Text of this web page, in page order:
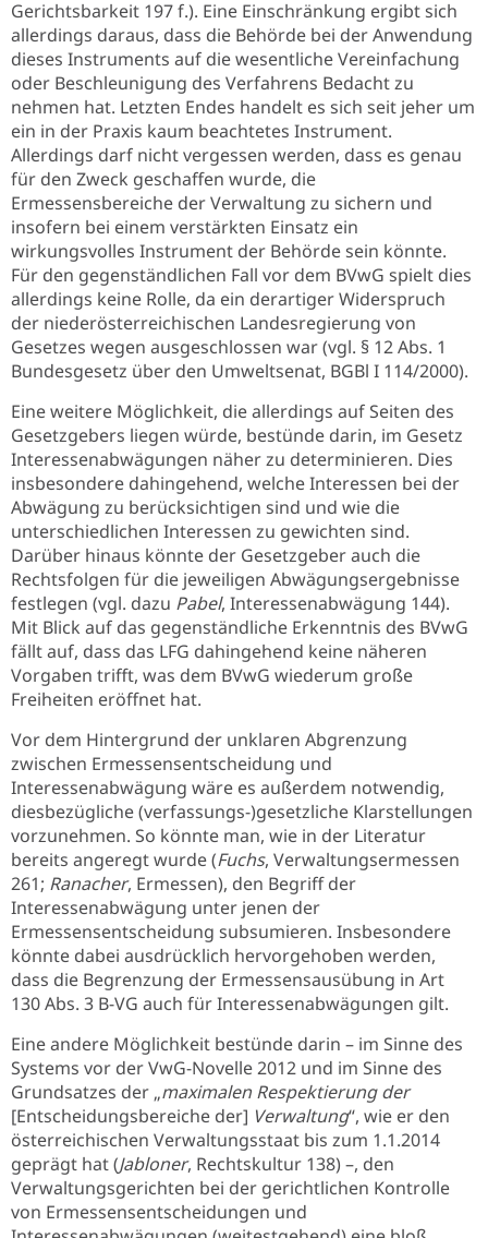
Gerichtsbarkeit 197 f.). Eine Einschränkung ergibt sich
allerdings daraus, dass die Behörde bei der Anwendung
dieses Instruments auf die wesentliche Vereinfachung
oder Beschleunigung des Verfahrens Bedacht zu
nehmen hat. Letzten Endes handelt es sich seit jeher um
ein in der Praxis kaum beachtetes Instrument.
Allerdings darf nicht vergessen werden, dass es genau
für den Zweck geschaffen wurde, die
Ermessensbereiche der Verwaltung zu sichern und
insofern bei einem verstärkten Einsatz ein
wirkungsvolles Instrument der Behörde sein könnte.
Für den gegenständlichen Fall vor dem BVwG spielt dies
allerdings keine Rolle, da ein derartiger Widerspruch
der niederösterreichischen Landesregierung von
Gesetzes wegen ausgeschlossen war (vgl. § 12 Abs. 1
Bundesgesetz über den Umweltsenat, BGBl I 114/2000).
Eine weitere Möglichkeit, die allerdings auf Seiten des
Gesetzgebers liegen würde, bestünde darin, im Gesetz
Interessenabwägungen näher zu determinieren. Dies
insbesondere dahingehend, welche Interessen bei der
Abwägung zu berücksichtigen sind und wie die
unterschiedlichen Interessen zu gewichten sind.
Darüber hinaus könnte der Gesetzgeber auch die
Rechtsfolgen für die jeweiligen Abwägungsergebnisse
festlegen (vgl. dazu Pabel, Interessenabwägung 144).
Mit Blick auf das gegenständliche Erkenntnis des BVwG
fällt auf, dass das LFG dahingehend keine näheren
Vorgaben trifft, was dem BVwG wiederum große
Freiheiten eröffnet hat.
Vor dem Hintergrund der unklaren Abgrenzung
zwischen Ermessensentscheidung und
Interessenabwägung wäre es außerdem notwendig,
diesbezügliche (verfassungs-)gesetzliche Klarstellungen
vorzunehmen. So könnte man, wie in der Literatur
bereits angeregt wurde (Fuchs, Verwaltungsermessen
261; Ranacher, Ermessen), den Begriff der
Interessenabwägung unter jenen der
Ermessensentscheidung subsumieren. Insbesondere
könnte dabei ausdrücklich hervorgehoben werden,
dass die Begrenzung der Ermessensausübung in Art
130 Abs. 3 B-VG auch für Interessenabwägungen gilt.
Eine andere Möglichkeit bestünde darin – im Sinne des
Systems vor der VwG-Novelle 2012 und im Sinne des
Grundsatzes der „maximalen Respektierung der
[Entscheidungsbereiche der] Verwaltung“, wie er den
österreichischen Verwaltungsstaat bis zum 1.1.2014
geprägt hat (Jabloner, Rechtskultur 138) –, den
Verwaltungsgerichten bei der gerichtlichen Kontrolle
von Ermessensentscheidungen und